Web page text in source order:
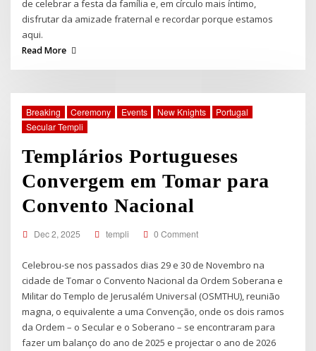
de celebrar a festa da família e, em círculo mais íntimo,
disfrutar da amizade fraternal e recordar porque estamos
aqui.
Read More
Breaking Ceremony Events New Knights
Portugal
Secular Templi
Templários Portugueses
Convergem em Tomar para
Convento Nacional
Dec 2, 2025 templi 0 Comment
Celebrou-se nos passados dias 29 e 30 de Novembro na
cidade de Tomar o Convento Nacional da Ordem Soberana e
Militar do Templo de Jerusalém Universal (OSMTHU), reunião
magna, o equivalente a uma Convenção, onde os dois ramos
da Ordem – o Secular e o Soberano – se encontraram para
fazer um balanço do ano de 2025 e projectar o ano de 2026